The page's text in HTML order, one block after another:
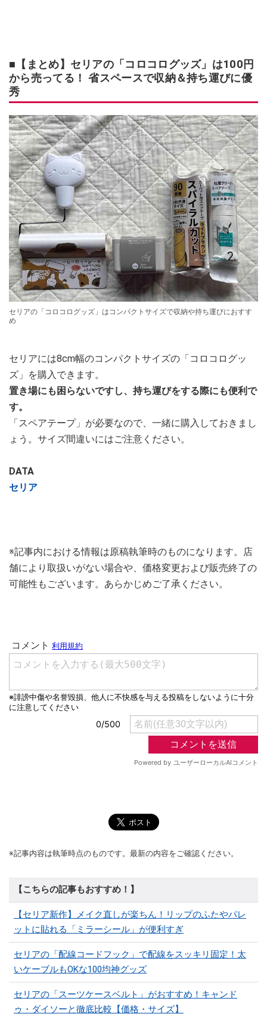
■【まとめ】セリアの「コロコログッズ」は100円
から売ってる！ 省スペースで収納＆持ち運びに優
秀
セリアの「コロコログッズ」はコンパクトサイズで収納や持ち運びにおすす
め
セリアには8cm幅のコンパクトサイズの「コロコログッ
ズ」を購入できます。
置き場にも困らないですし、持ち運びをする際にも便利で
す。
「スペアテープ」が必要なので、一緒に購入しておきまし
ょう。サイズ間違いにはご注意ください。
DATA
セリア
※記事内における情報は原稿執筆時のものになります。店
舗により取扱いがない場合や、価格変更および販売終了の
可能性もございます。あらかじめご了承ください。
※記事内容は執筆時点のものです。最新の内容をご確認ください。
【こちらの記事もおすすめ！】
【セリア新作】メイク直しが楽ちん！リップのふたやパレ
ットに貼れる「ミラーシール」が便利すぎ
セリアの「配線コードフック」で配線をスッキリ固定！太
いケーブルもOKな100均神グッズ
セリアの「スーツケースベルト」がおすすめ！キャンド
ゥ・ダイソーと徹底比較【価格・サイズ】